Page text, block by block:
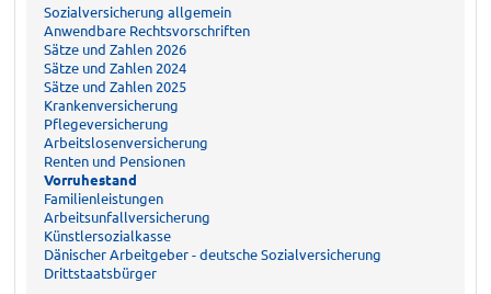
Sozialversicherung allgemein
Anwendbare Rechtsvorschriften
Sätze und Zahlen 2026
Sätze und Zahlen 2024
Sätze und Zahlen 2025
Krankenversicherung
Pflegeversicherung
Arbeitslosenversicherung
Renten und Pensionen
Vorruhestand
Familienleistungen
Arbeitsunfallversicherung
Künstlersozialkasse
Dänischer Arbeitgeber - deutsche Sozialversicherung
Drittstaatsbürger